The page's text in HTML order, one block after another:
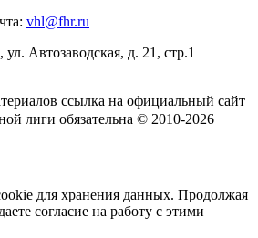
vhl@fhr.ru
Автозаводская, д. 21, стр.1
ссылка на официальный сайт
лиги обязательна © 2010-2026
для хранения данных. Продолжая
согласие на работу с этими